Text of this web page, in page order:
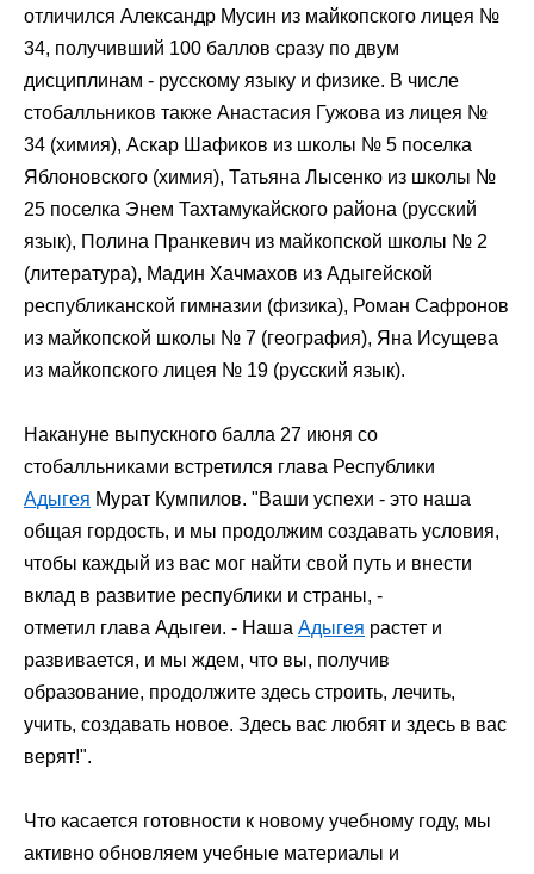
отличился Александр Мусин из майкопского лицея №
34, получивший 100 баллов сразу по двум
дисциплинам - русскому языку и физике. В числе
стобалльников также Анастасия Гужова из лицея №
34 (химия), Аскар Шафиков из школы № 5 поселка
Яблоновского (химия), Татьяна Лысенко из школы №
25 поселка Энем Тахтамукайского района (русский
язык), Полина Пранкевич из майкопской школы № 2
(литература), Мадин Хачмахов из Адыгейской
республиканской гимназии (физика), Роман Сафронов
из майкопской школы № 7 (география), Яна Исущева
из майкопского лицея № 19 (русский язык).
Накануне выпускного балла 27 июня со
стобалльниками встретился глава Республики
Адыгея Мурат Кумпилов. "Ваши успехи - это наша
общая гордость, и мы продолжим создавать условия,
чтобы каждый из вас мог найти свой путь и внести
вклад в развитие республики и страны, -
отметил глава Адыгеи. - Наша Адыгея растет и
развивается, и мы ждем, что вы, получив
образование, продолжите здесь строить, лечить,
учить, создавать новое. Здесь вас любят и здесь в вас
верят!".
Что касается готовности к новому учебному году, мы
активно обновляем учебные материалы и